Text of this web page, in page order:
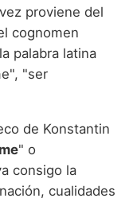
proviene del
cognomen
palabra latina
"ser
de Konstantin
" o
consigo la
cualidades